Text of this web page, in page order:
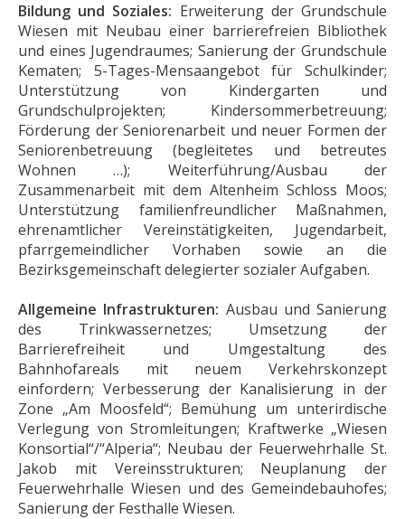
Bildung und Soziales: Erweiterung der Grundschule
Wiesen mit Neubau einer barrierefreien Bibliothek
und eines Jugendraumes; Sanierung der Grundschule
Kematen; 5-Tages-Mensaangebot für Schulkinder;
Unterstützung von Kindergarten und
Grundschulprojekten; Kindersommerbetreuung;
Förderung der Seniorenarbeit und neuer Formen der
Seniorenbetreuung (begleitetes und betreutes
Wohnen …); Weiterführung/Ausbau der
Zusammenarbeit mit dem Altenheim Schloss Moos;
Unterstützung familienfreundlicher Maßnahmen,
ehrenamtlicher Vereinstätigkeiten, Jugendarbeit,
pfarrgemeindlicher Vorhaben sowie an die
Bezirksgemeinschaft delegierter sozialer Aufgaben.
Allgemeine Infrastrukturen: Ausbau und Sanierung
des Trinkwassernetzes; Umsetzung der
Barrierefreiheit und Umgestaltung des
Bahnhofareals mit neuem Verkehrskonzept
einfordern; Verbesserung der Kanalisierung in der
Zone „Am Moosfeld“; Bemühung um unterirdische
Verlegung von Stromleitungen; Kraftwerke „Wiesen
Konsortial“/“Alperia“; Neubau der Feuerwehrhalle St.
Jakob mit Vereinsstrukturen; Neuplanung der
Feuerwehrhalle Wiesen und des Gemeindebauhofes;
Sanierung der Festhalle Wiesen.